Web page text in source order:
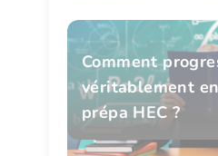
Comment
véritablement
prépa HEC ?